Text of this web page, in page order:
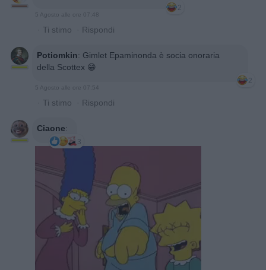
2
5 Agosto alle ore 07:48
· Ti stimo · Rispondi
Potiomkin: Gimlet Epaminonda è socia onoraria
della Scottex 😁
2
5 Agosto alle ore 07:54
· Ti stimo · Rispondi
Ciaone:
3